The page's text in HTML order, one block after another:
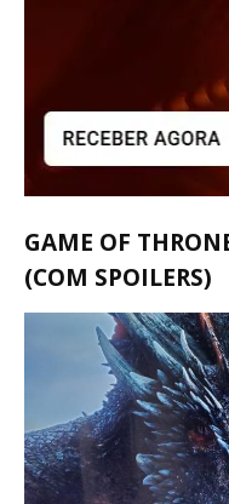
GAME OF
(COM SPOILERS)